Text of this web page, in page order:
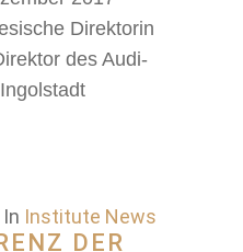
Direktorin
des Audi-
In Institute News
DER